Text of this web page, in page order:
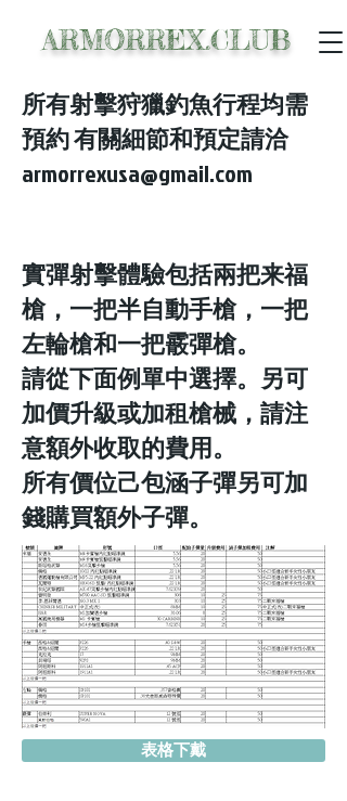
ARMORREX.CLUB
所有射擊狩獵釣魚行程均需
預約 有關細節和預定請洽
armorrexusa@gmail.com
實彈射擊體驗包括兩把来福
槍， 一把半自動手槍， 一把
左輪槍和一把霰彈槍。
請從下面例單中選擇。另可
加價升級或加租槍械，請注
意額外收取的費用。
所有價位己包涵子彈另可加
錢購買額外子彈。
表格下戴